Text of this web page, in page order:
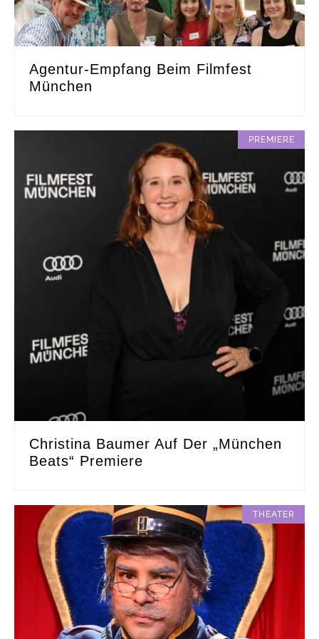
Agentur-Empfang Beim Filmfest
München
PREMIERE
Christina Baumer Auf Der „München
Beats“ Premiere
THEATER